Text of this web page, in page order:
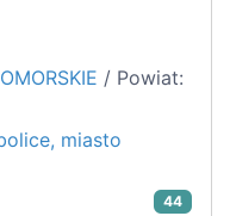
/ Powiat:
miasto
44